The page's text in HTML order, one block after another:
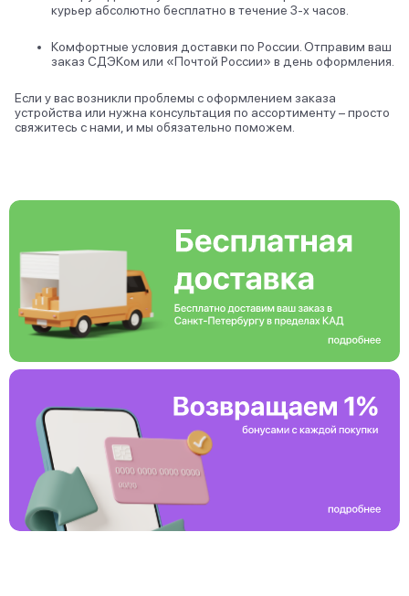
курьер абсолютно бесплатно в течение 3-х часов.
Комфортные условия доставки по России. Отправим ваш
заказ СДЭКом или «Почтой России» в день оформления.
Если у вас возникли проблемы с оформлением заказа
устройства или нужна консультация по ассортименту – просто
свяжитесь с нами, и мы обязательно поможем.